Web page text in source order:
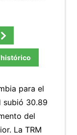
histórico
para el
subió 30.89
del
La TRM